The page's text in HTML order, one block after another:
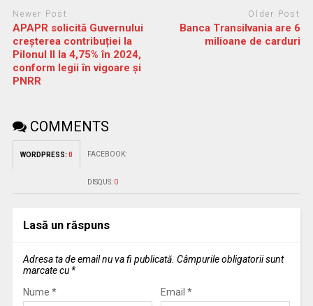
Newer Post
APAPR solicită Guvernului
creșterea contribuției la
Pilonul II la 4,75% în 2024,
conform legii în vigoare și
PNRR
Older Post
Banca Transilvania are 6
milioane de carduri
COMMENTS
WORDPRESS: 0 FACEBOOK:
DISQUS: 0
Lasă un răspuns
Adresa ta de email nu va fi publicată. Câmpurile obligatorii sunt
marcate cu *
Nume * Email *